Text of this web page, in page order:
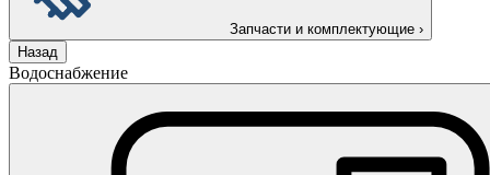
Запчасти и комплектующие ›
Назад
Водоснабжение